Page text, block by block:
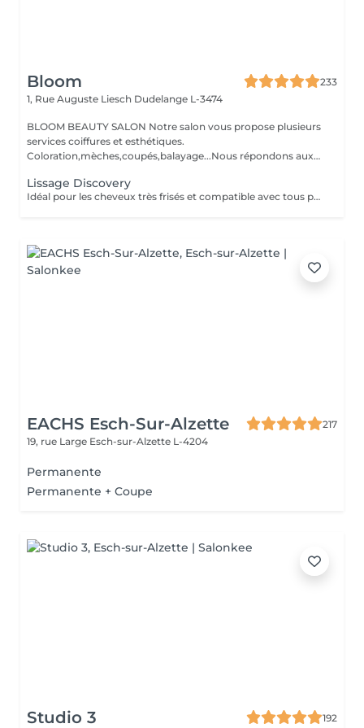
Bloom
233
1, Rue Auguste Liesch Dudelange L-3474
BLOOM BEAUTY SALON Notre salon vous propose plusieurs
services coiffures et esthétiques.
Coloration,mèches,coupés,balayage...Nous répondons aux
Lissage Discovery
Idéal pour les cheveux très frisés et compatible avec tous passés chimiques, couleurs, mèches et défrisages. Ses actifs de cellules souches de pomme suisse aux effets régénérants garantissent un lissage raide et extremement brillant jusqu'a 8 mois. Destiné aux cheveux épais,crépus,frisés ou ondulé. À la base de cellule souche de pomme Suisse,acide lactique,acide glycolique apporte de la brillance,régénère la fibre capillaire et possible d'appliquer aux femmes enceintes et aux enfants.
EACHS Esch-Sur-Alzette
217
19, rue Large Esch-sur-Alzette L-4204
Permanente
Permanente + Coupe
Studio 3
192